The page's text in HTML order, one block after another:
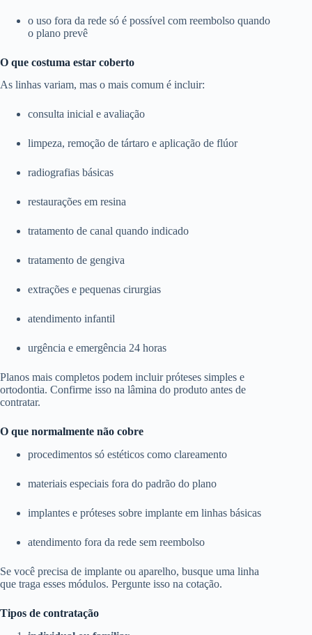
o uso fora da rede só é possível com reembolso quando
o plano prevê
O que costuma estar coberto
As linhas variam, mas o mais comum é incluir:
consulta inicial e avaliação
limpeza, remoção de tártaro e aplicação de flúor
radiografias básicas
restaurações em resina
tratamento de canal quando indicado
tratamento de gengiva
extrações e pequenas cirurgias
atendimento infantil
urgência e emergência 24 horas
Planos mais completos podem incluir próteses simples e
ortodontia. Confirme isso na lâmina do produto antes de
contratar.
O que normalmente não cobre
procedimentos só estéticos como clareamento
materiais especiais fora do padrão do plano
implantes e próteses sobre implante em linhas básicas
atendimento fora da rede sem reembolso
Se você precisa de implante ou aparelho, busque uma linha
que traga esses módulos. Pergunte isso na cotação.
Tipos de contratação